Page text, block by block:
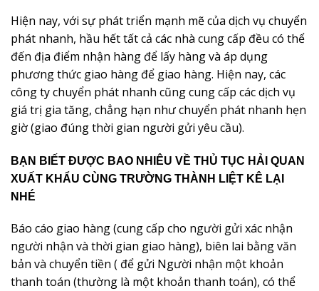
Hiện nay, với sự phát triển mạnh mẽ của dịch vụ chuyển
phát nhanh, hầu hết tất cả các nhà cung cấp đều có thể
đến địa điểm nhận hàng để lấy hàng và áp dụng
phương thức giao hàng để giao hàng. Hiện nay, các
công ty chuyển phát nhanh cũng cung cấp các dịch vụ
giá trị gia tăng, chẳng hạn như chuyển phát nhanh hẹn
giờ (giao đúng thời gian người gửi yêu cầu).
BẠN BIẾT ĐƯỢC BAO NHIÊU VỀ THỦ TỤC HẢI QUAN
XUẤT KHẨU CÙNG TRƯỜNG THÀNH LIỆT KÊ LẠI
NHÉ
Báo cáo giao hàng (cung cấp cho người gửi xác nhận
người nhận và thời gian giao hàng), biên lai bằng văn
bản và chuyển tiền ( để gửi Người nhận một khoản
thanh toán (thường là một khoản thanh toán), có thể